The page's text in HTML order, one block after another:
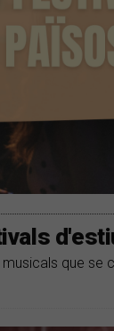
que se